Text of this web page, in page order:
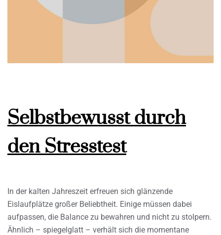
Selbstbewusst durch
den Stresstest
In der kalten Jahreszeit erfreuen sich glänzende
Eislaufplätze großer Beliebtheit. Einige müssen dabei
aufpassen, die Balance zu bewahren und nicht zu stolpern.
Ähnlich – spiegelglatt – verhält sich die momentane